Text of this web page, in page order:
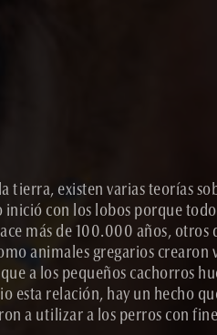
tierra, existen varias teorías
con los lobos porque
más de 100.000 años,
animales gregarios
a los pequeños cachorros
relación, hay un hecho
a utilizar a los perros con